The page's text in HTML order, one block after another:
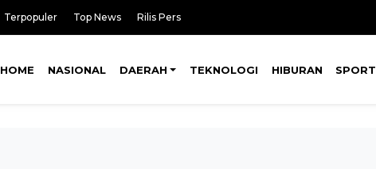
Terpopuler Top News Rilis Pers
HOME NASIONAL DAERAH TEKNOLOGI HIBURAN SPORT